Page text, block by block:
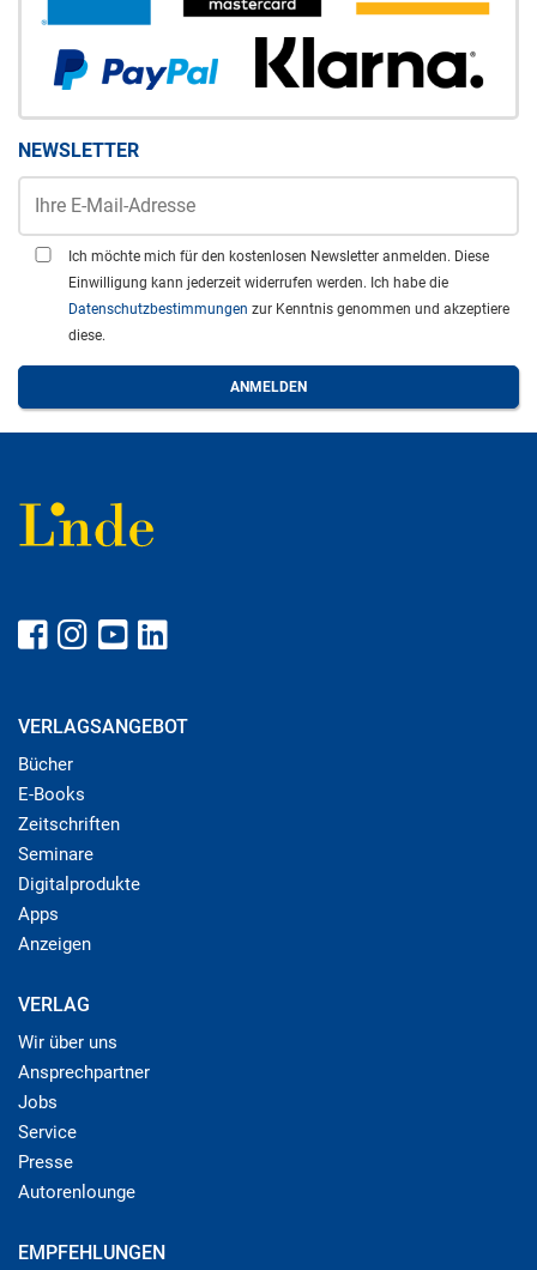
NEWSLETTER
Ich möchte mich für den kostenlosen Newsletter anmelden. Diese
Einwilligung kann jederzeit widerrufen werden. Ich habe die
Datenschutzbestimmungen zur Kenntnis genommen und akzeptiere
diese.
VERLAGSANGEBOT
Bücher
E-Books
Zeitschriften
Seminare
Digitalprodukte
Apps
Anzeigen
VERLAG
Wir über uns
Ansprechpartner
Jobs
Service
Presse
Autorenlounge
EMPFEHLUNGEN